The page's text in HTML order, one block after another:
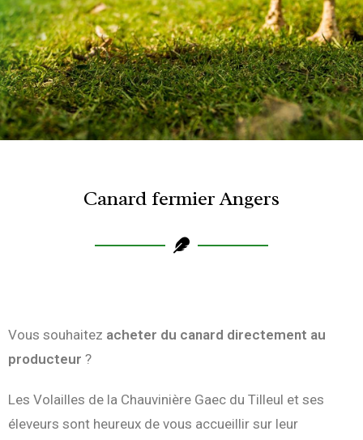
Canard fermier Angers
Vous souhaitez acheter du canard directement au
producteur ?
Les Volailles de la Chauvinière Gaec du Tilleul et ses
éleveurs sont heureux de vous accueillir sur leur